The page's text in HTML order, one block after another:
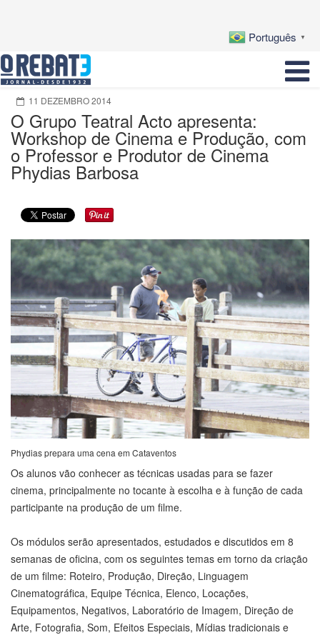
Português ▼
11 DEZEMBRO 2014
O Grupo Teatral Acto apresenta:
Workshop de Cinema e Produção, com
o Professor e Produtor de Cinema
Phydias Barbosa
Phydias prepara uma cena em Cataventos
Os alunos vão conhecer as técnicas usadas para se fazer
cinema, principalmente no tocante à escolha e à função de cada
participante na produção de um filme.
Os módulos serão apresentados, estudados e discutidos em 8
semanas de oficina, com os seguintes temas em torno da criação
de um filme: Roteiro, Produção, Direção, Linguagem
Cinematográfica, Equipe Técnica, Elenco, Locações,
Equipamentos, Negativos, Laboratório de Imagem, Direção de
Arte, Fotografia, Som, Efeitos Especiais, Mídias tradicionais e